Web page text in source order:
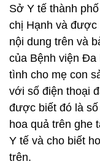
Sở Y tế thành
chị Hạnh và được
nội dung trên và
của Bệnh viện Đa
tình cho mẹ con
với số điện thoại
được biết đó là
hoa quả trên ghe
Y tế và cho biết
trên.